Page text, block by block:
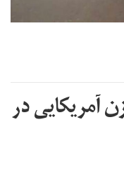
آمریکایی در